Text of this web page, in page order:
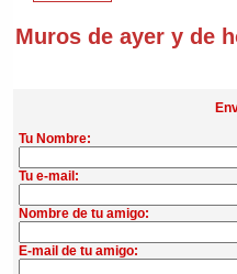
Muros de ayer y de
Tu Nombre:
Tu e-mail:
Nombre de tu amigo:
E-mail de tu amigo: